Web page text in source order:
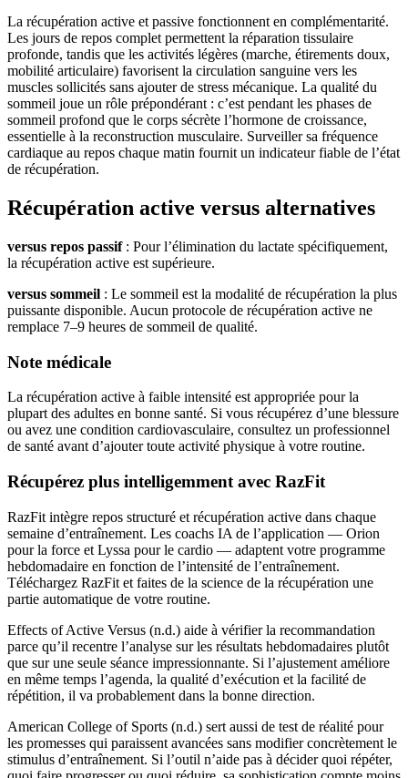
La récupération active et passive fonctionnent en complémentarité.
Les jours de repos complet permettent la réparation tissulaire
profonde, tandis que les activités légères (marche, étirements doux,
mobilité articulaire) favorisent la circulation sanguine vers les
muscles sollicités sans ajouter de stress mécanique. La qualité du
sommeil joue un rôle prépondérant : c’est pendant les phases de
sommeil profond que le corps sécrète l’hormone de croissance,
essentielle à la reconstruction musculaire. Surveiller sa fréquence
cardiaque au repos chaque matin fournit un indicateur fiable de l’état
de récupération.
Récupération active versus alternatives
versus repos passif: Pour l’élimination du lactate spécifiquement,
la récupération active est supérieure.
versus sommeil : Le sommeil est la modalité de récupération la plus
puissante disponible. Aucun protocole de récupération active ne
remplace 7–9 heures de sommeil de qualité.
Note médicale
La récupération active à faible intensité est appropriée pour la
plupart des adultes en bonne santé. Si vous récupérez d’une blessure
ou avez une condition cardiovasculaire, consultez un professionnel
de santé avant d’ajouter toute activité physique à votre routine.
Récupérez plus intelligemment avec RazFit
RazFit intègre repos structuré et récupération active dans chaque
semaine d’entraînement. Les coachs IA de l’application — Orion
pour la force et Lyssa pour le cardio — adaptent votre programme
hebdomadaire en fonction de l’intensité de l’entraînement.
Téléchargez RazFit et faites de la science de la récupération une
partie automatique de votre routine.
Effects of Active Versus (n.d.) aide à vérifier la recommandation
parce qu’il recentre l’analyse sur les résultats hebdomadaires plutôt
que sur une seule séance impressionnante. Si l’ajustement améliore
en même temps l’agenda, la qualité d’exécution et la facilité de
répétition, il va probablement dans la bonne direction.
American College of Sports (n.d.) sert aussi de test de réalité pour
les promesses qui paraissent avancées sans modifier concrètement le
stimulus d’entraînement. Si l’outil n’aide pas à décider quoi répéter,